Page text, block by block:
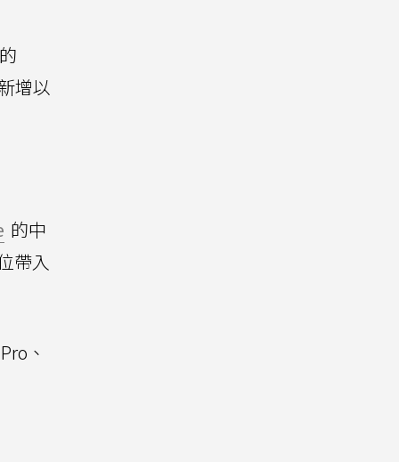
增以
的中
帶入
、